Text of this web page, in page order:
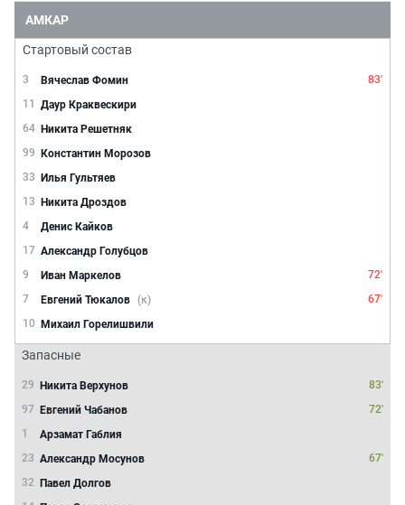
АМКАР
Стартовый состав
3 Вячеслав Фомин
83'
11
Даур Краквескири
64 Никита Решетняк
99 Константин Морозов
33 Илья Гультяев
13 Никита Дроздов
4
Денис Кайков
17 Александр Голубцов
9
Иван Маркелов
72'
7
Евгений Тюкалов (к)
67'
10 Михаил Горелишвили
Запасные
29 Никита Верхунов
83'
97 Евгений Чабанов
72'
1
Арзамат Габлия
23 Александр Мосунов
67'
32 Павел Долгов